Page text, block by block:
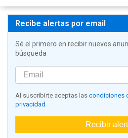
Recibe alertas por email
Sé el primero en recibir nuevos
búsqueda
Al suscribirte aceptas las condiciones
privacidad
Recibir